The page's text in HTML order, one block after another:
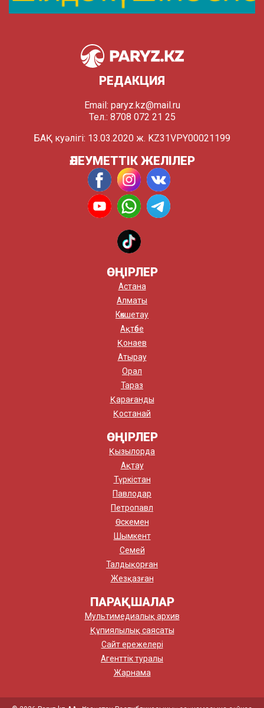
РЕДАКЦИЯ
Email: paryz.kz@mail.ru
Тел.: 8708 072 21 25
БАҚ куәлігі: 13.03.2020 ж. KZ31VPY00021199
ӘЛЕУМЕТТІК ЖЕЛІЛЕР
ӨҢІРЛЕР
Астана
Алматы
Көкшетау
Ақтөбе
Қонаев
Атырау
Орал
Тараз
Қарағанды
Қостанай
ӨҢІРЛЕР
Қызылорда
Ақтау
Түркістан
Павлодар
Петропавл
Өскемен
Шымкент
Семей
Талдықорған
Жезқазған
ПАРАҚШАЛАР
Мультимедиалық архив
Құпиялылық саясаты
Сайт ережелері
Агенттік туралы
Жарнама